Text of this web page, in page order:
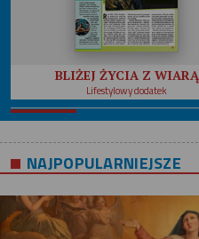
BLIŻEJ ŻYCIA Z WIARĄ
Lifestylowy dodatek
NAJPOPULARNIEJSZE